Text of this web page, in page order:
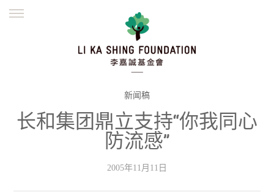
並肩同行
繁體
新闻稿
长和集团鼎立支持“你我同心
防流感”
2005年11月11日